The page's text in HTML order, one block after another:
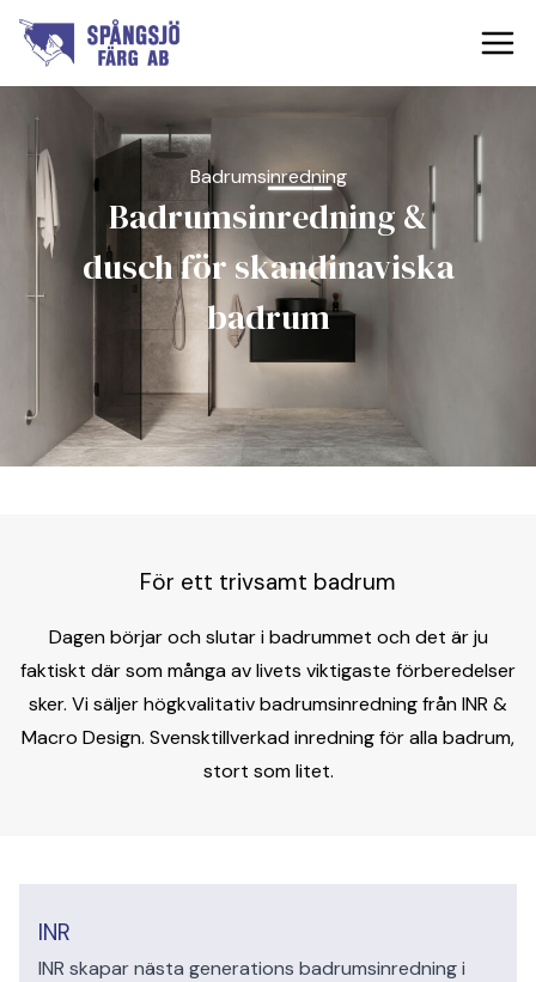
Spångsjö Färg
Din lokala färghandlare i Falköping och Tidaholm
Badrumsinredning
Badrumsinredning &
dusch för skandinaviska
badrum
För ett trivsamt badrum
Dagen börjar och slutar i badrummet och det är ju
faktiskt där som många av livets viktigaste förberedelser
sker. Vi säljer högkvalitativ badrumsinredning från INR &
Macro Design. Svensktillverkad inredning för alla badrum,
stort som litet.
INR
INR skapar nästa generations badrumsinredning i